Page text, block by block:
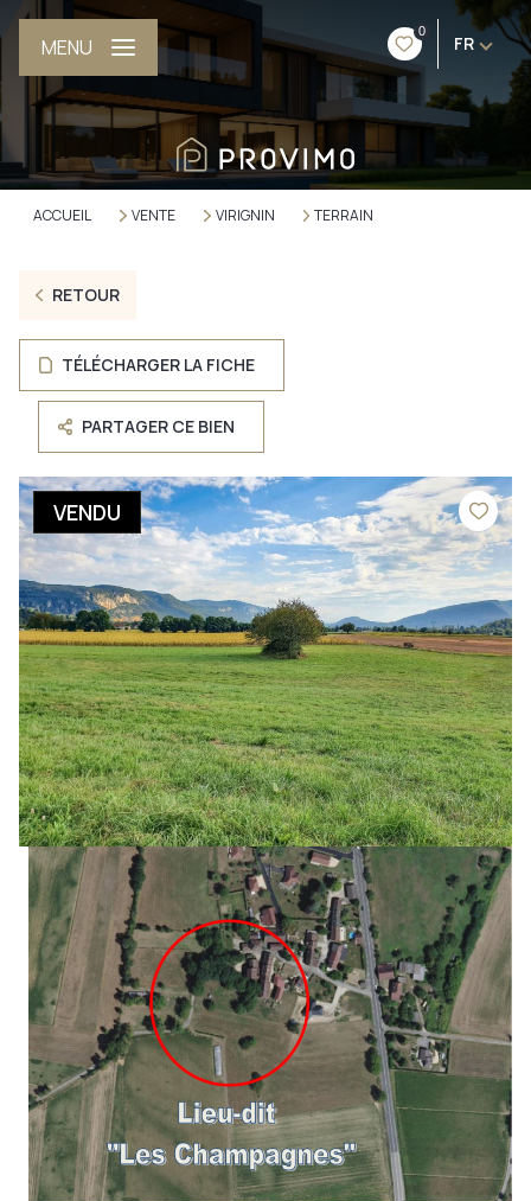
0
FR
MENU
ACCUEIL VENTE VIRIGNIN TERRAIN
RETOUR
TÉLÉCHARGER LA FICHE
PARTAGER CE BIEN
VENDU